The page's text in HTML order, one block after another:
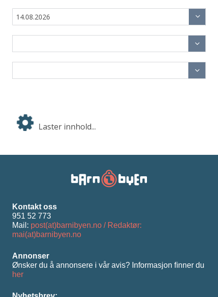
Laster innhold...
Kontakt oss
951 52 773
Mail: post(at)barnibyen.no / Redaktør:
mai(at)barnibyen.no
Annonser
Ønsker du å annonsere i vår avis? Informasjon ﬁnner du
her